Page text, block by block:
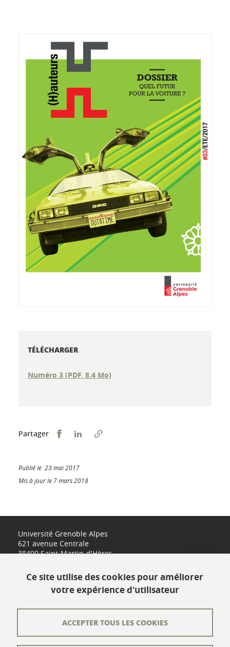
TÉLÉCHARGER
Numéro 3 (PDF, 8.4 Mo)
Partager Partager sur Facebook
Partager sur LinkedIn
Publié le 23 mai 2017
Mis à jour le 7 mars 2018
Université Grenoble Alpes
621 avenue Centrale
38400 Saint-Martin-d'Hères
L'équipe éditoriale
Ce site utilise des cookies pour améliorer
votre expérience d'utilisateur
ACCEPTER TOUS LES COOKIES